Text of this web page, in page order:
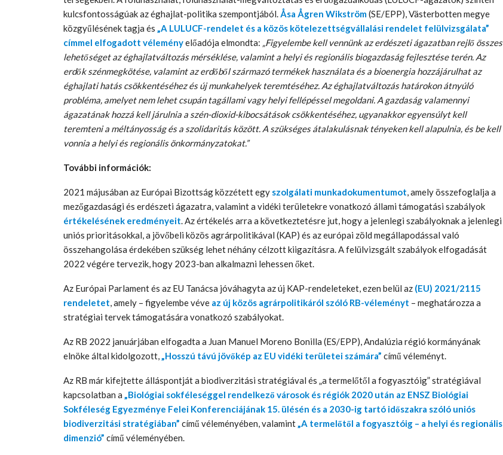
kulcsfontosságúak az éghajlat-politika szempontjából.Åsa Ågren Wikström(SE/EPP), Västerbotten megye
közgyűlésének tagja és „A LULUCF-rendelet és a közös kötelezettségvállalási rendelet felülvizsgálata”
címmel elfogadott véleményelőadója elmondta: „Figyelembe kell vennünk az erdészeti ágazatban rejlő összes
lehetőséget az éghajlatváltozás mérséklése, valamint a helyi és regionális biogazdaság fejlesztése terén. Az
erdők szénmegkötése, valamint az erdőből származó termékek használata és a bioenergia hozzájárulhat az
éghajlati hatás csökkentéséhez és új munkahelyek teremtéséhez. Az éghajlatváltozás határokon átnyúló
probléma, amelyet nem lehet csupán tagállami vagy helyi fellépéssel megoldani. A gazdaság valamennyi
ágazatának hozzá kell járulnia a szén-dioxid-kibocsátások csökkentéséhez, ugyanakkor egyensúlyt kell
teremteni a méltányosság és a szolidaritás között. A szükséges átalakulásnak tényeken kell alapulnia, és be kell
vonnia a helyi és regionális önkormányzatokat.”
További információk:
2021 májusában az Európai Bizottság közzétett egy szolgálati munkadokumentumot, amely összefoglalja a
mezőgazdasági és erdészeti ágazatra, valamint a vidéki területekre vonatkozó állami támogatási szabályok
értékelésének eredményeit. Az értékelés arra a következtetésre jut, hogy a jelenlegi szabályoknak a jelenlegi
uniós prioritásokkal, a jövőbeli közös agrárpolitikával (KAP) és az európai zöld megállapodással való
összehangolása érdekében szükség lehet néhány célzott kiigazításra. A felülvizsgált szabályok elfogadását
2022 végére tervezik, hogy 2023-ban alkalmazni lehessen őket.
Az Európai Parlament és az EU Tanácsa jóváhagyta az új KAP-rendeleteket, ezen belül az (EU) 2021/2115
rendeletet, amely – figyelembe véve az új közös agrárpolitikáról szóló RB-véleményt – meghatározza a
stratégiai tervek támogatására vonatkozó szabályokat.
Az RB 2022 januárjában elfogadta a Juan Manuel Moreno Bonilla (ES/EPP), Andalúzia régió kormányának
elnöke által kidolgozott,„Hosszú távú jövőkép az EU vidéki területei számára” című véleményt.
Az RB már kifejtette álláspontját a biodiverzitási stratégiával és „a termelőtől a fogyasztóig” stratégiával
kapcsolatban a „Biológiai sokféleséggel rendelkező városok és régiók 2020 után az ENSZ Biológiai
Sokféleség Egyezménye Felei Konferenciájának 15. ülésén és a 2030-ig tartó időszakra szóló uniós
biodiverzitási stratégiában” című véleményében, valamint„A termelőtől a fogyasztóig – a helyi és regionális
dimenzió” című véleményében.